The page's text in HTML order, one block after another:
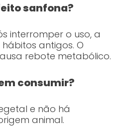
sanfona?
interromper o uso, a
antigos. O
rebote metabólico.
consumir?
e não há
animal.